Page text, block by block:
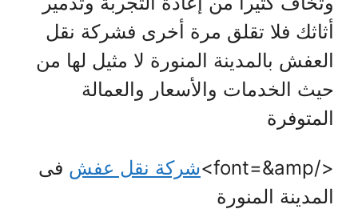
أثاثك فلا تقلق مرة أخرى فشركة نقل
العفش بالمدينة المنورة لا مثيل لها من
حيث الخدمات والأسعار والعمالة
المتوفرة
</font=&amp> شركة نقل عفش فى
المدينة المنورة